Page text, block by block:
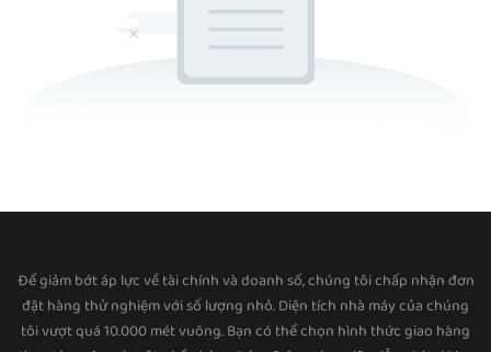
Để giảm bớt áp lực về tài chính và doanh số, chúng tôi chấp nhận đơn
đặt hàng thử nghiệm với số lượng nhỏ. Diện tích nhà máy của chúng
tôi vượt quá 10.000 mét vuông. Bạn có thể chọn hình thức giao hàng